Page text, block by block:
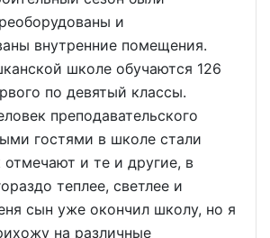
и
внутренние помещения.
школе обучаются 126
по девятый классы.
преподавательского
гостями в школе стали
отмечают и те и другие, в
теплее, светлее и
сын уже окончил школу, но я
на различные